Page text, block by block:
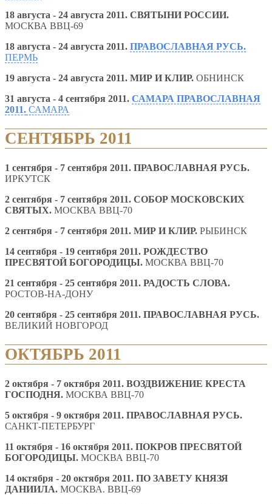
18 августа - 24 августа 2011. СВЯТЫНИ РОССИИ.
МОСКВА ВВЦ-69
18 августа - 24 августа 2011. ПРАВОСЛАВНАЯ РУСЬ.
ПЕРМЬ
19 августа - 24 августа 2011. МИР И КЛИР. ОБНИНСК
31 августа - 4 сентября 2011. САМАРА ПРАВОСЛАВНАЯ
2011. САМАРА
СЕНТЯБРЬ 2011
1 сентября - 7 сентября 2011. ПРАВОСЛАВНАЯ РУСЬ.
ИРКУТСК
2 сентября - 7 сентября 2011. СОБОР МОСКОВСКИХ
СВЯТЫХ. МОСКВА ВВЦ-70
2 сентября - 7 сентября 2011. МИР И КЛИР. РЫБИНСК
14 сентября - 19 сентября 2011. РОЖДЕСТВО
ПРЕСВЯТОЙ БОГОРОДИЦЫ. МОСКВА ВВЦ-70
21 сентября - 25 сентября 2011. РАДОСТЬ СЛОВА.
РОСТОВ-НА-ДОНУ
20 сентября - 25 сентября 2011. ПРАВОСЛАВНАЯ РУСЬ.
ВЕЛИКИЙ НОВГОРОД
ОКТЯБРЬ 2011
2 октября - 7 октября 2011. ВОЗДВИЖЕНИЕ КРЕСТА
ГОСПОДНЯ. МОСКВА ВВЦ-70
5 октября - 9 октября 2011. ПРАВОСЛАВНАЯ РУСЬ.
САНКТ-ПЕТЕРБУРГ
11 октября - 16 октября 2011. ПОКРОВ ПРЕСВЯТОЙ
БОГОРОДИЦЫ. МОСКВА ВВЦ-70
14 октября - 20 октября 2011. ПО ЗАВЕТУ КНЯЗЯ
ДАНИИЛА. МОСКВА. ВВЦ-69